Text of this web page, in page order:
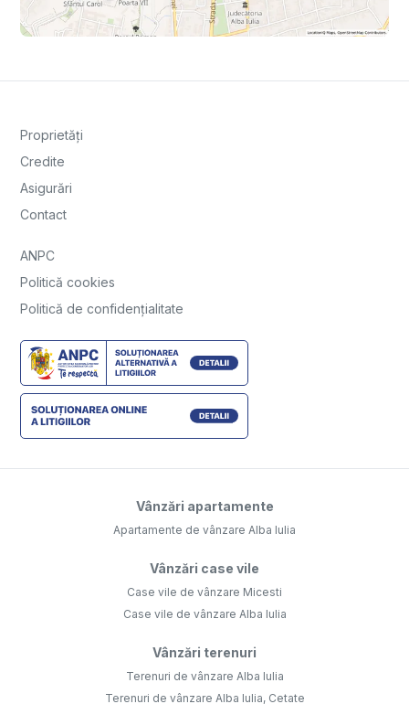
Proprietăți
Credite
Asigurări
Contact
ANPC
Politică cookies
Politică de confidențialitate
Vânzări apartamente
Apartamente de vânzare Alba Iulia
Vânzări case vile
Case vile de vânzare Micesti
Case vile de vânzare Alba Iulia
Vânzări terenuri
Terenuri de vânzare Alba Iulia
Terenuri de vânzare Alba Iulia, Cetate